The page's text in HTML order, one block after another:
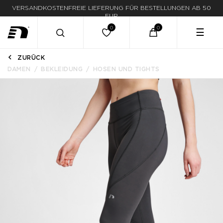
VERSANDKOSTENFREIE LIEFERUNG FÜR BESTELLUNGEN AB 50
EUR
☰
ZURÜCK
DAMEN
BEKLEIDUNG HOSEN UND TIGHTS